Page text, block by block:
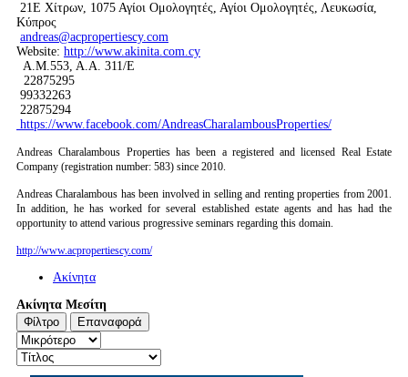
21Ε Χίτρων, 1075 Αγίοι Ομολογητές, Αγίοι Ομολογητές, Λευκωσία,
Κύπρος
andreas@acpropertiescy.com
Website: http://www.akinita.com.cy
Α.Μ.553, Α.Α. 311/Ε
22875295
99332263
22875294
https://www.facebook.com/AndreasCharalambousProperties/
Andreas Charalambous Properties has been a registered and licensed Real Estate
Company (registration number: 583) since 2010.
Andreas Charalambous has been involved in selling and renting properties from 2001.
In addition, he has worked for several established estate agents and has had the
opportunity to attend various progressive seminars regarding this domain.
http://www.acpropertiescy.com/
Ακίνητα
Ακίνητα Μεσίτη